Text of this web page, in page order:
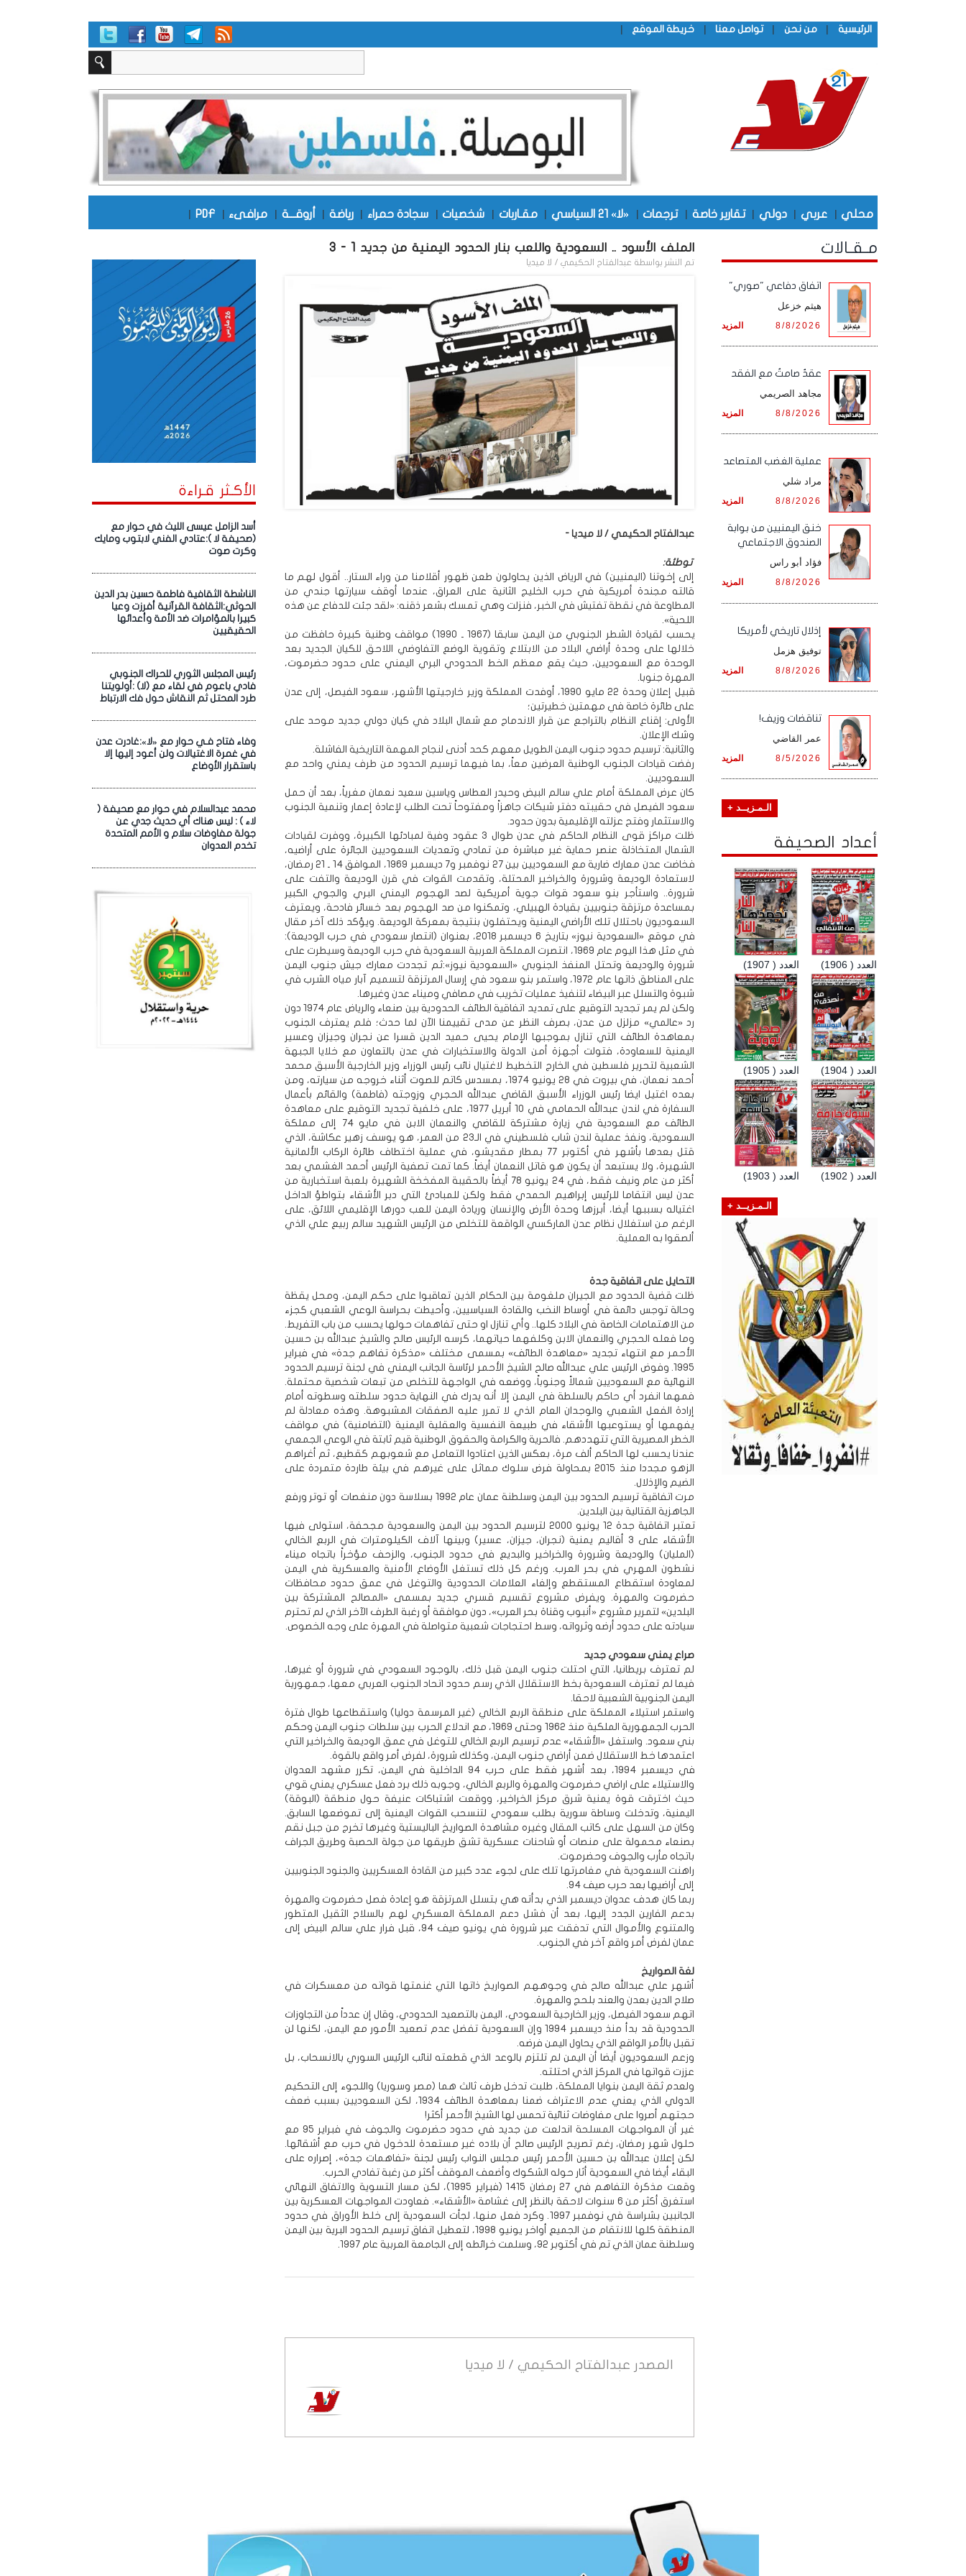
الرئيسية | من نحن | تواصل معنا | خريطة الموقع |
محلي | عربي | دولي | تقارير خاصة | ترجمات | «لا» 21 السياسي | مقـاربات | شخصيات | سجادة حمراء | رياضة | أروقـــة | مرافىء |
PDF
|
الأكـثر قـراءة
أسد الزامل عيسى الليث في حوار مع
(صحيفة لا ):عتادي الفني لابتوب ومايك
وكرت صوت
الناشطة الثقافية فاطمة حسين بدر الدين
الحوثي:الثقافة القرآنية أفرزت وعيا
كبيرا بالمؤامرات ضد الأمة وأعدائها
الحقيقيين
رئيس المجلس الثوري للحراك الجنوبي
فادي باعوم في لقاء مع (لا) :أولويتنا
طرد المحتل ثم النقاش حول فك الارتباط
وفاء فتاح فـي حوار مع «لا»:غادرت عدن
في غمرة الاغتيالات ولن أعود إليها إلا
باستقرار الأوضاع
محمد عبدالسلام في حوار مع صحيفة (
لاء ) : ليس هناك أي حديث جدي عن
جولة مفاوضات سلام و الأمم المتحدة
تخدم العدوان
الملف الأسود .. السعودية واللعب بنار الحدود اليمنية من جديد 1 - 3
تم النشر بواسطة عبدالفتاح الحكيمي / لا ميديا
عبدالفتاح الحكيمي / لا ميديا -
توطئة:
إلى إخوتنا (اليمنيين) في الرياض الذين يحاولون طعن ظهور أقلامنا من وراء الستار.. أقول لهم ما
قالته مجندة أمريكية في حرب الخليج الثانية على العراق، عندما أوقف سيارتها جندي من
المطاوعة في نقطة تفتيش في الخبر، فنزلت وهي تمسك بشعر ذقنه: «لقد جئت للدفاع عن هذه
اللحية».
يحسب لقيادة الشطر الجنوبي من اليمن سابقا (1967 ـ 1990) مواقف وطنية كبيرة حافظت من
خلالها على وحدة أراضي البلاد من الابتلاع وتقوية الوضع التفاوضي اللاحق للكيان الجديد بعد
الوحدة مع السعوديين، حيث يقع معظم الخط الحدودي البري اليمني على حدود حضرموت،
المهرة جنوبا.
قبيل إعلان وحدة 22 مايو 1990، أوفدت المملكة وزير خارجيتها الأشهر، سعود الفيصل، إلى عدن
على طائرة خاصة في مهمتين خطيرتين؛
الأولى: إقناع النظام بالتراجع عن قرار الاندماج مع شمال البلاد في كيان دولي جديد موحد على
وشك الإعلان.
والثانية: ترسيم حدود جنوب اليمن الطويل معهم كحد أدنى لنجاح المهمة التاريخية الفاشلة.
رفضت قيادات الجنوب الوطنية العرضين معاً، بما فيهما ترسيم الحدود من طرف يمني واحد مع
السعوديين.
كان عرض المملكة أمام علي سالم البيض وحيدر العطاس وياسين سعيد نعمان مغرياً، بعد أن حمل
سعود الفيصل في حقيبته دفتر شيكات جاهزاً ومفتوحاً تحت الطلب لإعادة إعمار وتنمية الجنوب
والاستثمار وفتح عزلته الإقليمية بدون حدود.
ظلت مراكز قوى النظام الحاكم في عدن طوال 3 عقود وفية لمبادئها الكبيرة، ووفرت لقيادات
الشمال المتخاذلة عنصر حماية غير مباشرة من تمادي وتعديات السعوديين الجائرة على أراضيه،
فخاضت عدن معارك ضارية مع السعوديين بين 27 نوفمبر و7 ديسمبر 1969، الموافق 14 ـ 21 رمضان،
لاستعادة الوديعة وشرورة والخراخير المحتلة، وتقدمت القوات في قرن الوديعة والتفت على
شرورة.. واستأجر بنو سعود قوات جوية أمريكية لصد الهجوم اليمني البري والجوي الكبير
بمساعدة مرتزقة جنوبيين بقيادة الهبيلي، وتمكنوا من صد الهجوم بعد خسائر فادحة، ويعترف
السعوديون باحتلال تلك الأراضي اليمنية ويحتفلون بنتيجة بمعركة الوديعة. ويؤكد ذلك آخر مقال
في موقع «السعودية نيوز» بتاريخ 6 ديسمبر 2018، بعنوان (انتصار سعودي في حرب الوديعة):
في مثل هذا اليوم عام 1969، انتصرت المملكة العربية السعودية في حرب الوديعة وسيطرت على
شرورة والوديعة وتحتل المنفذ الجنوبي «السعودية نيوز»:ثم تجددت معارك جيش جنوب اليمن
على المناطق ذاتها عام 1972، واستمر بنو سعود في إرسال المرتزقة لتسميم آبار مياه الشرب في
شبوة والتسلل عبر البيضاء لتنفيذ عمليات تخريب في مصافي وميناء عدن وغيرها.
ولكن لم يمر تجديد التوقيع على تمديد اتفاقية الطائف الحدودية بين صنعاء والرياض عام 1974 دون
رد «عالمي» مزلزل من عدن، بصرف النظر عن مدى تقييمنا الآن لما حدث؛ فلم يعترف الجنوب
بمعاهدة الطائف التي تنازل بموجبها الإمام يحيى حميد الدين قسرا عن نجران وجيزان وعسير
اليمنية للسعاودة، فتولت أجهزة أمن الدولة والاستخبارات في عدن بالتعاون مع خلايا الجبهة
الشعبية لتحرير فلسطين في الخارج التخطيط لاغتيال نائب رئيس الوزراء وزير الخارجية الأسبق محمد
أحمد نعمان، في بيروت في 28 يونيو 1974، بمسدس كاتم للصوت أثناء خروجه من سيارته، ومن
بعده اغتيل ايضا رئيس الوزراء الأسبق القاضي عبدالله الحجري وزوجته (فاطمة) والقائم بأعمال
السفارة في لندن عبدالله الحمامي في 10 أبريل 1977، على خلفية تجديد التوقيع على معاهدة
الطائف مع السعودية في زيارة مشتركة للقاضي والنعمان الابن في مايو 74 إلى مملكة
السعودية، ونفذ عملية لندن شاب فلسطيني في الـ23 من العمر، هو يوسف زهير عكاشة، الذي
قتل بعدها بأشهر في أكتوبر 77 بمطار مقديشو، في عملية اختطاف طائرة الركاب الألمانية
الشهيرة، ولا يستبعد أن يكون هو قاتل النعمان أيضاً. كما تمت تصفية الرئيس أحمد الغشمي بعد
أكثر من عام ونيف فقط، في 24 يونيو 78 أيضاً بالحقيبة المفخخة الشهيرة بلعبة استخبارية من
عدن ليس انتقاما للرئيس إبراهيم الحمدي فقط ولكن للمبادئ التي دبر الأشقاء بتواطؤ الداخل
اغتياله بسببها أيضا، أبرزها وحدة الأرض والإنسان وريادة اليمن للعب دورها الإقليمي اللائق، على
الرغم من استغلال نظام عدن الماركسي الواقعة للتخلص من الرئيس الشهيد سالم ربيع علي الذي
ألصقوا به العملية.
التحايل على اتفاقية جدة
ظلت قضية الحدود مع الجيران ملغومة بين الحكام الذين تعاقبوا على حكم اليمن، ومحل يقظة
وحالة توجس دائمة في أوساط النخب والقادة السياسيين، وأحيطت بحراسة الوعي الشعبي كجزء
من الاهتمامات الخاصة في البلاد كلها.. وأي تنازل او حتى تفاهمات حولها يحسب من باب التفريط.
وما فعله الحجري والنعمان الابن وكلفهما حياتهما، كرسه الرئيس صالح والشيخ عبدالله بن حسين
الأحمر مع انتهاء تجديد «معاهدة الطائف» بمسمى مختلف «مذكرة تفاهم جدة» في فبراير
1995. وفوض الرئيس علي عبدالله صالح الشيخ الأحمر لرئاسة الجانب اليمني في لجنة ترسيم الحدود
النهائية مع السعوديين شمالاً وجنوباً، ووضعه في الواجهة للتخلص من تبعات شخصية محتملة.
فمهما انفرد أي حاكم بالسلطة في اليمن إلا أنه يدرك في النهاية حدود سلطته وسطوته أمام
إرادة الفعل الشعبي والوجدان العام الذي لا تمرر عليه الصفقات المشبوهة. وهذه معادلة لم
يفهمها أو يستوعبها الأشقاء في طبيعة النفسية والعقلية اليمنية (التضامنية) في مواقف
الخطر المصيرية التي تتهددهم. فالحرية والكرامة والحقوق الوطنية قيم ثابتة في الوعي الجمعي
عندنا يحسب لها الحاكم ألف مرة، بعكس الذين اعتادوا التعامل مع شعوبهم كقطيع، ثم أغراهم
الزهو مجددا منذ 2015 بمحاولة فرض سلوك مماثل على غيرهم في بيئة طاردة متمردة على
الضيم والإذلال.
مرت اتفاقية ترسيم الحدود بين اليمن وسلطنة عمان عام 1992 بسلاسة دون منغصات أو توتر ورفع
الجاهزية القتالية بين البلدين.
تعتبر اتفاقية جدة 12 يونيو 2000 لترسيم الحدود بين اليمن والسعودية مجحفة، استولى فيها
الأشقاء على 3 أقاليم يمنية (نجران، جيزان، عسير) وبينها آلاف الكيلومترات في الربع الخالي
(المليان) والوديعة وشرورة والخراخير والبديع في حدود الجنوب، والزحف مؤخراً باتجاه ميناء
نشطون المهري في بحر العرب. ورغم كل ذلك تستغل الأوضاع الأمنية والعسكرية في اليمن
لمعاودة استقطاع المستقطع وإلغاء العلامات الحدودية والتوغل في عمق حدود محافظات
حضرموت والمهرة. ويفرض مشروع تقسيم قسري جديد بمسمى «المصالح المشتركة بين
البلدين» لتمرير مشروع «أنبوب وقناة بحر العرب»، دون موافقة أو رغبة الطرف الآخر الذي لم تحترم
سيادته على حدود أرضه وثرواته، وسط احتجاجات شعبية متواصلة في المهرة على وجه الخصوص.
صراع يمني سعودي جديد
لم تعترف بريطانيا، التي احتلت جنوب اليمن قبل ذلك، بالوجود السعودي في شرورة أو غيرها،
فيما لم تعترف السعودية بخط الاستقلال الذي رسم حدود اتحاد الجنوب العربي معها، جمهورية
اليمن الجنوبية الشعبية لاحقا.
واستمر استيلاء المملكة على منطقة الربع الخالي (غير المرسمة دوليا) واستقطاعها طوال فترة
الحرب الجمهورية الملكية منذ 1962 وحتى 1969، مع اندلاع الحرب بين سلطات جنوب اليمن وحكم
بني سعود. واستغل «الأشقاء» عدم ترسيم الربع الخالي للتوغل في عمق الوديعة والخراخير التي
اعتمدها خط الاستقلال ضمن أراضي جنوب اليمن، وكذلك شرورة، لفرض أمر واقع بالقوة.
في ديسمبر 1994، بعد أشهر فقط على حرب 94 الداخلية في اليمن، تكرر مشهد العدوان
والاستيلاء على اراضي حضرموت والمهرة والربع الخالي، وجوبه ذلك برد فعل عسكري يمني قوي
حيث اخترقت قوة يمنية شرق مركز الخراخير، ووقعت اشتباكات عنيفة حول منطقة (البوقة)
اليمنية، وتدخلت وساطة سورية بطلب سعودي لتنسحب القوات اليمنية إلى تموضعها السابق.
وكان من السهل على كاتب المقال وغيره مشاهدة الصواريخ الباليستية وغيرها تخرج من جبل نقم
بصنعاء محمولة على منصات أو شاحنات عسكرية تشق طريقها من جولة الحصبة وطريق الجراف
باتجاه مأرب والجوف وحضرموت.
راهنت السعودية في مغامرتها تلك على لجوء عدد كبير من القادة العسكريين والجنود الجنوبيين
إلى أراضيها بعد حرب صيف 94.
ربما كان هدف عدوان ديسمبر الذي بدأته هي بتسلل المرتزقة هو إعادة فصل حضرموت والمهرة
بدعم الفارين الجدد إليها، بعد أن فشل دعم المملكة العسكري لهم بالسلاح الثقيل المتطور
والمتنوع والأموال التي تدفقت عبر شرورة في يونيو صيف 94، قبل فرار علي سالم البيض إلى
عمان لفرض أمر واقع آخر في الجنوب.
لغة الصواريخ
أشهر علي عبدالله صالح في وجوههم الصواريخ ذاتها التي غنمتها قواته من معسكرات في
صلاح الدين بعدن والعند بلحج والمهرة.
اتهم سعود الفيصل، وزير الخارجية السعودي، اليمن بالتصعيد الحدودي، وقال إن عدداً من التجاوزات
الحدودية قد بدأ منذ ديسمبر 1994 وإن السعودية تفضل عدم تصعيد الأمور مع اليمن، لكنها لن
تقبل بالأمر الواقع الذي يحاول اليمن فرضه.
وزعم السعوديون أيضا أن اليمن لم تلتزم بالوعد الذي قطعته لنائب الرئيس السوري بالانسحاب، بل
عززت قواتها في المركز الذي احتلته.
ولعدم ثقة اليمن بنوايا المملكة، طلبت تدخل طرف ثالث هما (مصر وسوريا) واللجوء إلى التحكيم
الدولي الذي يعني عدم الاعتراف ضمنا بمعاهدة الطائف 1934، لكن السعوديين بسبب ضعف
حجتهم أصروا على مفاوضات ثنائية تحمس لها الشيخ الأحمر أكثر!
غير أن المواجهات المسلحة اندلعت من جديد في حدود حضرموت والجوف في فبراير 95 مع
حلول شهر رمضان، رغم تصريح الرئيس صالح أن بلاده غير مستعدة للدخول في حرب مع أشقائها.
لكن إعلان عبدالله بن حسين الأحمر رئيس مجلس النواب رئيس لجنة «تفاهمات جدة»، إصراره على
البقاء أيضا في السعودية أثار حوله الشكوك وأضعف الموقف أكثر من رغبة تفادي الحرب.
وقعت مذكرة التفاهم في 27 رمضان 1415 (فبراير 1995)، لكن مسار التسوية والاتفاق النهائي
استغرق أكثر من 6 سنوات لاحقة بالنظر إلى غشامة «الأشقاء». فعاودت المواجهات العسكرية بين
الجانبين بشراسة في نوفمبر 1997. وكرد فعل منها، لجأت السعودية إلى خلط الأوراق في حدود
المنطقة كلها للانتقام من الجميع أواخر يونيو 1998، لتعطيل اتفاق ترسيم الحدود البرية بين اليمن
وسلطنة عمان الذي تم في أكتوبر 92، وسلمت خرائطه إلى الجامعة العربية عام 1997.
المصدر عبدالفتاح الحكيمي / لا ميديا
مـقـالات
اتفاق دفاعي "صوري"
هيثم خزعل
المزيد 8/8/2026
عقدٌ صامتٌ مع الفقد
مجاهد الصريمي
المزيد 8/8/2026
‏عملية الغضب المتصاعد
مراد شلي
المزيد 8/8/2026
خنق اليمنيين من بوابة
الصندوق الاجتماعي
فؤاد أبو راس
المزيد 8/8/2026
إذلال تاريخي لأمريكا
توفيق هزمل
المزيد 8/8/2026
تناقضات وزيف!
عمر القاضي
المزيد 8/5/2026
الـمـزيــد +
أعداد الصحيفة
العدد ( 1907) العدد ( 1906)
العدد ( 1905) العدد ( 1904)
العدد ( 1903) العدد ( 1902)
الـمـزيــد +